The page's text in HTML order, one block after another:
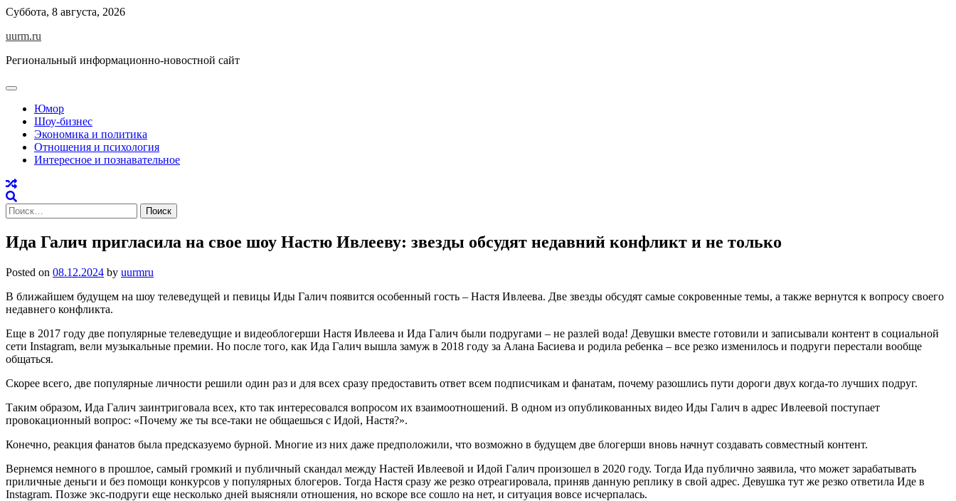
Skip
content
Суббота, 8 августа, 2026
uurm.ru
Региональный информационно-новостной сайт
Юмор
Шоу-бизнес
Экономика и политика
Отношения и психология
Интересное и познавательное
Найти:
Ида Галич пригласила на свое шоу Настю Ивлееву: звезды обсудят недавний конфликт и не только
Posted on 08.12.2024 by uurmru
В ближайшем будущем на шоу телеведущей и певицы Иды Галич появится особенный гость – Настя Ивлеева. Две звезды обсудят самые сокровенные темы, а также вернутся к вопросу своего
недавнего конфликта.
Еще в 2017 году две популярные телеведущие и видеоблогерши Настя Ивлеева и Ида Галич были подругами – не разлей вода! Девушки вместе готовили и записывали контент в социальной
сети Instagram, вели музыкальные премии. Но после того, как Ида Галич вышла замуж в 2018 году за Алана Басиева и родила ребенка – все резко изменилось и подруги перестали вообще
общаться.
Скорее всего, две популярные личности решили один раз и для всех сразу предоставить ответ всем подписчикам и фанатам, почему разошлись пути дороги двух когда-то лучших подруг.
Таким образом, Ида Галич заинтриговала всех, кто так интересовался вопросом их взаимоотношений. В одном из опубликованных видео Иды Галич в адрес Ивлеевой поступает
провокационный вопрос: «Почему же ты все-таки не общаешься с Идой, Настя?».
Конечно, реакция фанатов была предсказуемо бурной. Многие из них даже предположили, что возможно в будущем две блогерши вновь начнут создавать совместный контент.
Вернемся немного в прошлое, самый громкий и публичный скандал между Настей Ивлеевой и Идой Галич произошел в 2020 году. Тогда Ида публично заявила, что может зарабатывать
приличные деньги и без помощи конкурсов у популярных блогеров. Тогда Настя сразу же резко отреагировала, приняв данную реплику в свой адрес. Девушка тут же резко ответила Иде в
Instagram. Позже экс-подруги еще несколько дней выясняли отношения, но вскоре все сошло на нет, и ситуация вовсе исчерпалась.